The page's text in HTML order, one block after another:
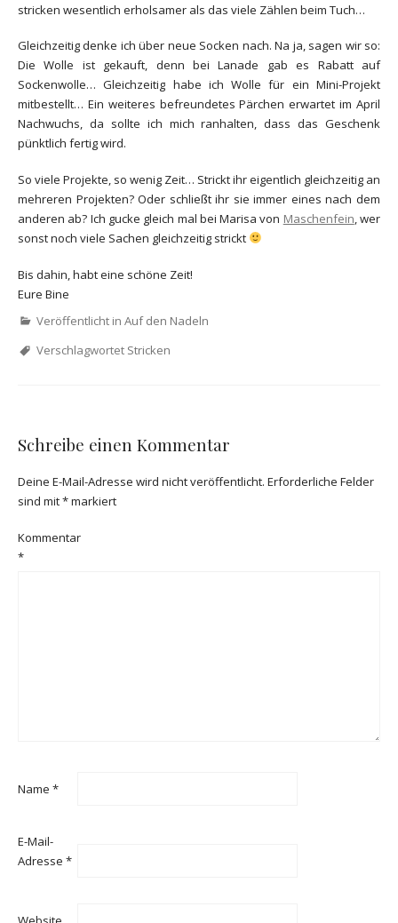
stricken wesentlich erholsamer als das viele Zählen beim Tuch…
Gleichzeitig denke ich über neue Socken nach. Na ja, sagen wir so:
Die Wolle ist gekauft, denn bei Lanade gab es Rabatt auf
Sockenwolle… Gleichzeitig habe ich Wolle für ein Mini-Projekt
mitbestellt… Ein weiteres befreundetes Pärchen erwartet im April
Nachwuchs, da sollte ich mich ranhalten, dass das Geschenk
pünktlich fertig wird.
So viele Projekte, so wenig Zeit… Strickt ihr eigentlich gleichzeitig an
mehreren Projekten? Oder schließt ihr sie immer eines nach dem
anderen ab? Ich gucke gleich mal bei Marisa von Maschenfein, wer
sonst noch viele Sachen gleichzeitig strickt
Bis dahin, habt eine schöne Zeit!
Eure Bine
Veröffentlicht in Auf den Nadeln
Verschlagwortet Stricken
Schreibe einen Kommentar
Deine E-Mail-Adresse wird nicht veröffentlicht. Erforderliche Felder
sind mit*markiert
Kommentar
*
Name *
E-Mail-
Adresse *